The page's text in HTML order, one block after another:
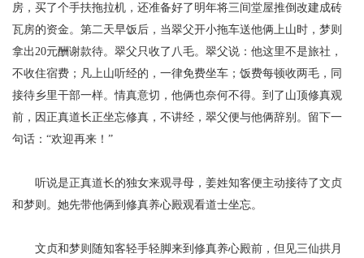
房，买了个手扶拖拉机，还准备好了明年将三间堂屋推倒改建成砖
瓦房的资金。第二天早饭后，当翠父开小拖车送他俩上山时，梦则
拿出20元酬谢款待。翠父只收了八毛。翠父说：他这里不是旅社，
不收住宿费；凡上山听经的，一律免费坐车；饭费每顿收两毛，同
接待乡里干部一样。情真意切，他俩也奈何不得。到了山顶修真观
前，因正真道长正坐忘修真，不讲经，翠父便与他俩辞别。留下一
句话：“欢迎再来！”
听说是正真道长的独女来观寻母，姜姓知客便主动接待了文贞
和梦则。她先带他俩到修真养心殿观看道士坐忘。
文贞和梦则随知客轻手轻脚来到修真养心殿前，但见三仙拱月